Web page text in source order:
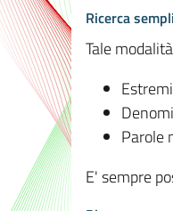
Ricerca
Tale
Parole
E' sempre